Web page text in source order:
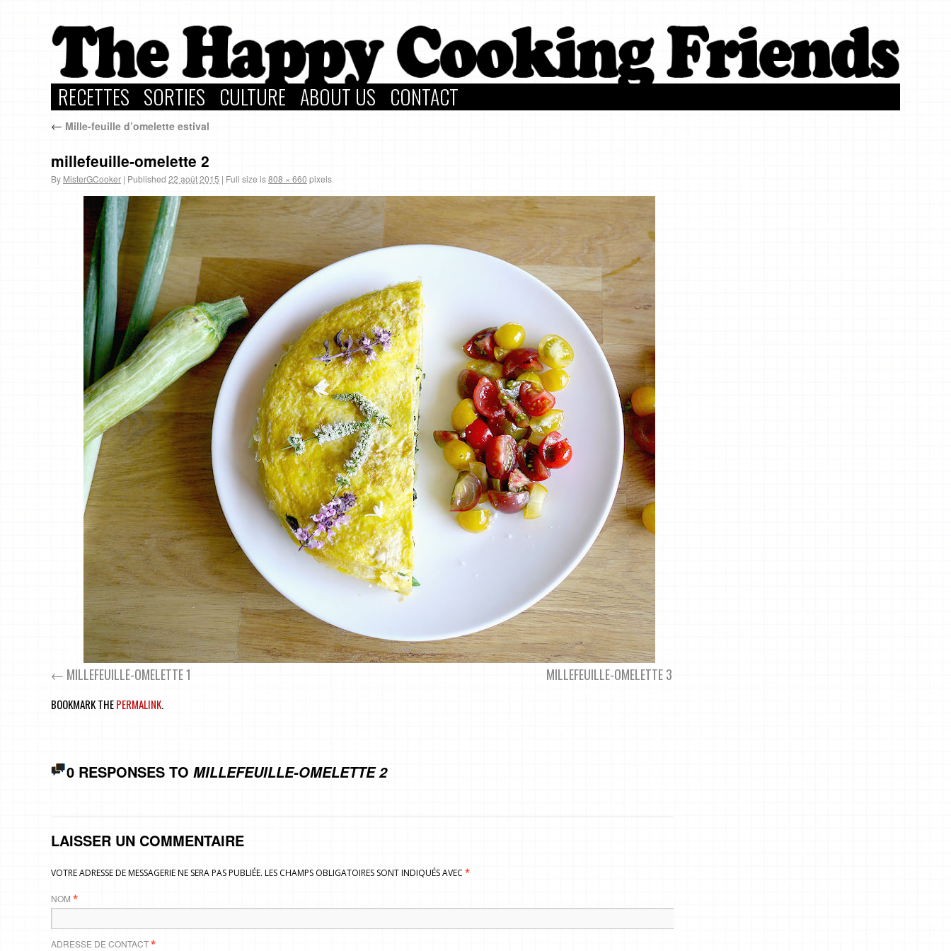
RECETTES SORTIES CULTURE ABOUT US CONTACT
← Mille-feuille d’omelette estival
millefeuille-omelette 2
By MisterGCooker | Published 22 août 2015 | Full size is808 × 660 pixels
MILLEFEUILLE-OMELETTE 1 MILLEFEUILLE-OMELETTE 3
BOOKMARK THEPERMALINK.
0 RESPONSES TO MILLEFEUILLE-OMELETTE 2
LAISSER UN COMMENTAIRE
VOTRE ADRESSE DE MESSAGERIE NE SERA PAS PUBLIÉE. LES CHAMPS OBLIGATOIRES SONT INDIQUÉS AVEC *
NOM *
ADRESSE DE CONTACT*